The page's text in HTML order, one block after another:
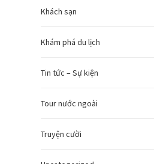
Khách sạn
Khám phá du lịch
Tin tức – Sự kiện
Tour nước ngoài
Truyện cười